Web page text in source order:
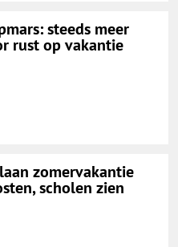
steeds meer
rust op vakantie
zomervakantie
scholen zien